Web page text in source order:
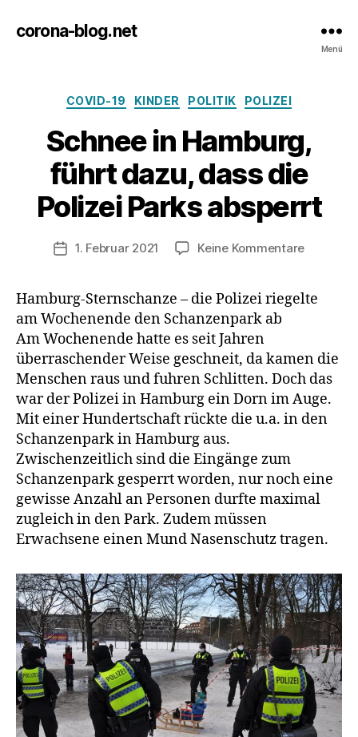
corona-blog.net
Menü
Kategorien
COVID-19 KINDER POLITIK POLIZEI
Schnee in Hamburg,
führt dazu, dass die
Polizei Parks absperrt
Veröffentlichungsdatum
1. Februar 2021 Keine Kommentarezu
dass
die
Polizei
Parks
absperrt
Hamburg-Sternschanze – die Polizei riegelte
am Wochenende den Schanzenpark ab
Am Wochenende hatte es seit Jahren
überraschender Weise geschneit, da kamen die
Menschen raus und fuhren Schlitten. Doch das
war der Polizei in Hamburg ein Dorn im Auge.
Mit einer Hundertschaft rückte die u.a. in den
Schanzenpark in Hamburg aus.
Zwischenzeitlich sind die Eingänge zum
Schanzenpark gesperrt worden, nur noch eine
gewisse Anzahl an Personen durfte maximal
zugleich in den Park. Zudem müssen
Erwachsene einen Mund Nasenschutz tragen.